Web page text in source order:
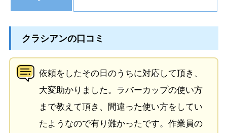
クラシアンの口コミ
依頼をしたその日のうちに対応して頂き、
大変助かりました。ラバーカップの使い方
まで教えて頂き、間違った使い方をしてい
たようなので有り難かったです。作業員の